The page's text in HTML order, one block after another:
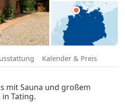
Kalender & Preis
mit Sauna und großem
Tating.